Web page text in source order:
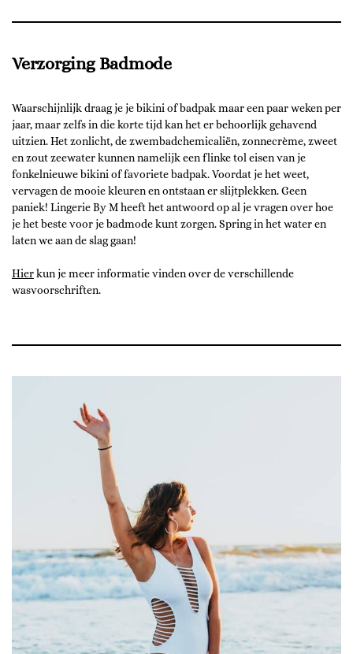
Verzorging Badmode
Waarschijnlijk draag je je bikini of badpak maar een paar weken per
jaar, maar zelfs in die korte tijd kan het er behoorlijk gehavend
uitzien. Het zonlicht, de zwembadchemicaliën, zonnecrème, zweet
en zout zeewater kunnen namelijk een flinke tol eisen van je
fonkelnieuwe bikini of favoriete badpak. Voordat je het weet,
vervagen de mooie kleuren en ontstaan er slijtplekken. Geen
paniek! Lingerie By M heeft het antwoord op al je vragen over hoe
je het beste voor je badmode kunt zorgen. Spring in het water en
laten we aan de slag gaan!
Hierkun je meer informatie vinden over de verschillende
wasvoorschriften.